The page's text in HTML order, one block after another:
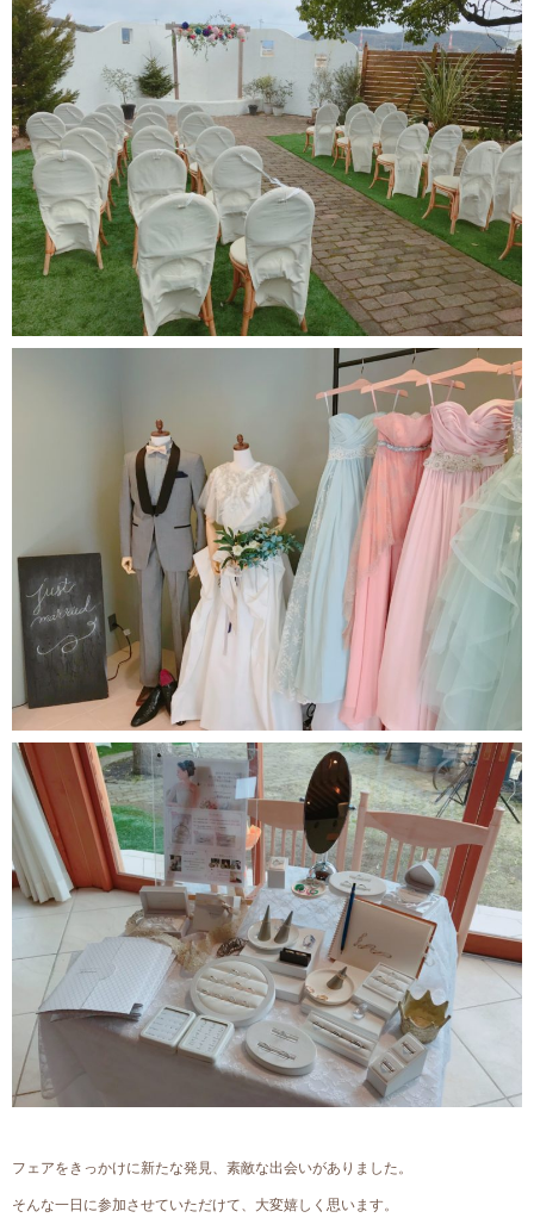
フェアをきっかけに新たな発見、素敵な出会いがありました。
そんな一日に参加させていただけて、大変嬉しく思います。